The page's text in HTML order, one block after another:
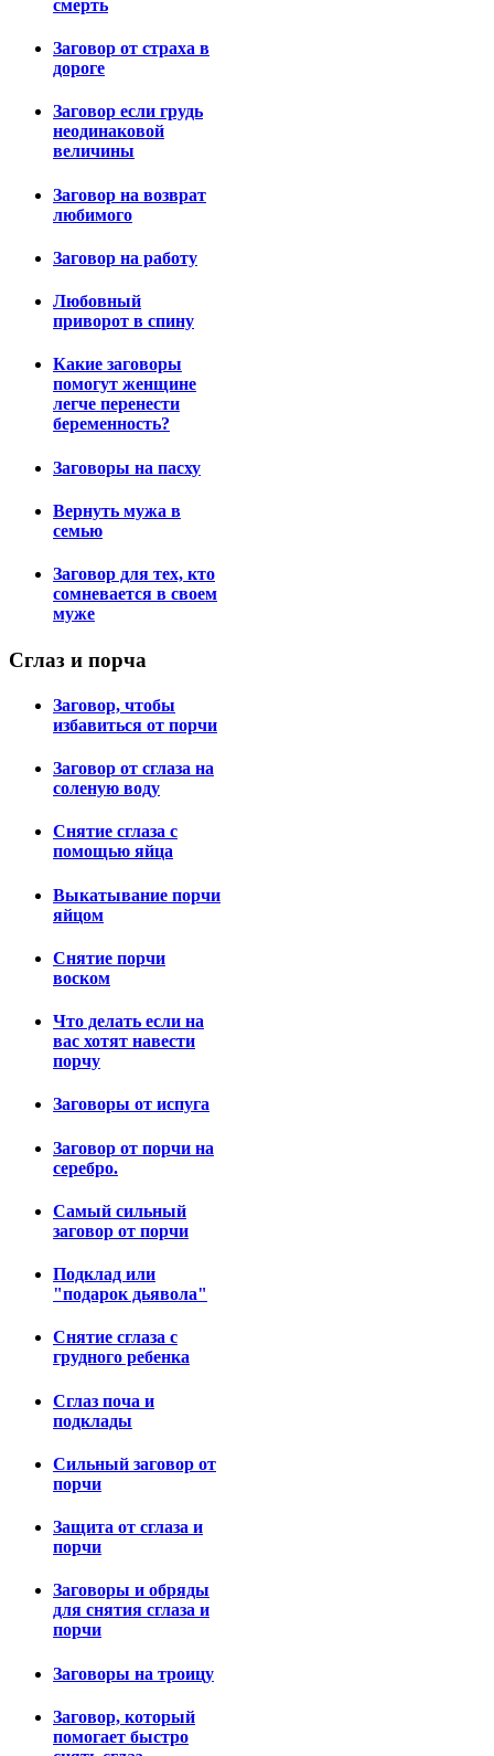
смерть
Заговор от страха в
дороге
Заговор если грудь
неодинаковой
величины
Заговор на возврат
любимого
Заговор на работу
Любовный
приворот в спину
Какие заговоры
помогут женщине
легче перенести
беременность?
Заговоры на пасху
Вернуть мужа в
семью
Заговор для тех, кто
сомневается в своем
муже
Сглаз и порча
Заговор, чтобы
избавиться от порчи
Заговор от сглаза на
соленую воду
Снятие сглаза с
помощью яйца
Выкатывание порчи
яйцом
Снятие порчи
воском
Что делать если на
вас хотят навести
порчу
Заговоры от испуга
Заговор от порчи на
серебро.
Самый сильный
заговор от порчи
Подклад или
"подарок дьявола"
Снятие сглаза с
грудного ребенка
Сглаз поча и
подклады
Сильный заговор от
порчи
Защита от сглаза и
порчи
Заговоры и обряды
для снятия сглаза и
порчи
Заговоры на троицу
Заговор, который
помогает быстро